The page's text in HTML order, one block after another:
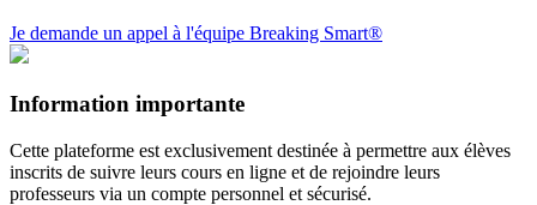
Je demande un appel à l'équipe Breaking Smart®
Information importante
Cette plateforme est exclusivement destinée à permettre aux élèves
inscrits de suivre leurs cours en ligne et de rejoindre leurs
professeurs via un compte personnel et sécurisé.